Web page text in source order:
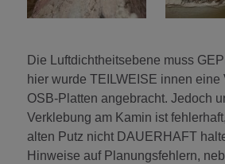
Die Luftdichtheitsebene muss
hier wurde TEILWEISE innen eine
OSB-Platten angebracht. Jedoch
Verklebung am Kamin ist
alten Putz nicht DAUERHAFT
Hinweise auf Planungsfehlern,